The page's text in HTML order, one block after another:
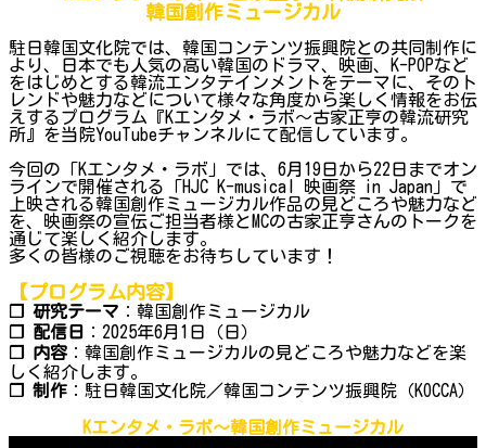
韓国創作ミュージカル
駐日韓国文化院では、韓国コンテンツ振興院との共同制作に
より、日本でも人気の高い韓国のドラマ、映画、K-POPなど
をはじめとする韓流エンタテインメントをテーマに、そのト
レンドや魅力などについて様々な角度から楽しく情報をお伝
えするプログラム『Kエンタメ・ラボ～古家正亨の韓流研究
所』を当院YouTubeチャンネルにて配信しています。
今回の「Kエンタメ・ラボ」では、6月19日から22日までオン
ラインで開催される「HJC K-musical 映画祭 in Japan」で
上映される韓国創作ミュージカル作品の見どころや魅力など
を、映画祭の宣伝ご担当者様とMCの古家正亨さんのトークを
通じて楽しく紹介します。
多くの皆様のご視聴をお待ちしています！
【プログラム内容】
❐ 研究テーマ ：韓国創作ミュージカル
❐ 配信日
：2025年6月1日（日）
❐ 内容 ：韓国創作ミュージカルの見どころや魅力などを楽
しく紹介します。
❐ 制作 ：駐日韓国文化院／韓国コンテンツ振興院（KOCCA）
Kエンタメ・ラボ～韓国創作ミュージカル